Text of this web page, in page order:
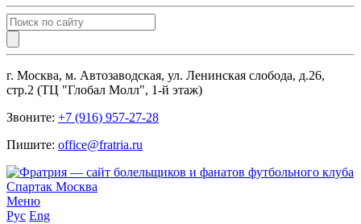
г. Москва, м. Автозаводская, ул. Ленинская слобода, д.26,
стр.2 (ТЦ "Глобал Молл", 1-й этаж)
Звоните: +7 (916) 957-27-28
Пишите: office@fratria.ru
Меню
Рус Eng